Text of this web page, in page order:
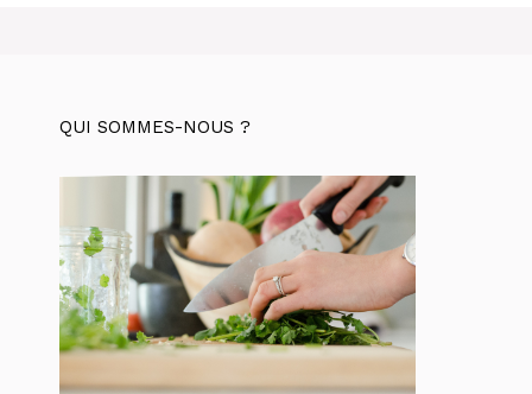
QUI SOMMES-NOUS ?